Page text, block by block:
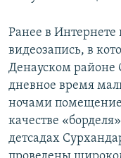
Ранее в Интернете
видеозапись, в
Денауском районе
дневное время
ночами помещение
качестве
детсадах